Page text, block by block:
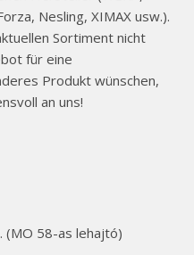
Nesling, XIMAX usw.).
Sortiment nicht
für eine
Produkt wünschen,
an uns!
(MO 58-as lehajtó)